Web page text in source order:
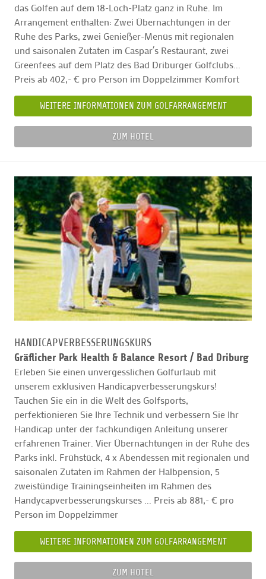
das Golfen auf dem 18-Loch-Platz ganz in Ruhe. Im
Arrangement enthalten: Zwei Übernachtungen in der
Ruhe des Parks, zwei Genießer-Menüs mit regionalen
und saisonalen Zutaten im Caspar´s Restaurant, zwei
Greenfees auf dem Platz des Bad Driburger Golfclubs...
Preis ab 402,- € pro Person im Doppelzimmer Komfort
WEITERE INFORMATIONEN ZUM GOLFARRANGEMENT
ZUM HOTEL
HANDICAPVERBESSERUNGSKURS
Gräflicher Park Health & Balance Resort / Bad Driburg
Erleben Sie einen unvergesslichen Golfurlaub mit
unserem exklusiven Handicapverbesserungskurs!
Tauchen Sie ein in die Welt des Golfsports,
perfektionieren Sie Ihre Technik und verbessern Sie Ihr
Handicap unter der fachkundigen Anleitung unserer
erfahrenen Trainer. Vier Übernachtungen in der Ruhe des
Parks inkl. Frühstück, 4 x Abendessen mit regionalen und
saisonalen Zutaten im Rahmen der Halbpension, 5
zweistündige Trainingseinheiten im Rahmen des
Handycapverbesserungskurses ... Preis ab 881,- € pro
Person im Doppelzimmer
WEITERE INFORMATIONEN ZUM GOLFARRANGEMENT
ZUM HOTEL